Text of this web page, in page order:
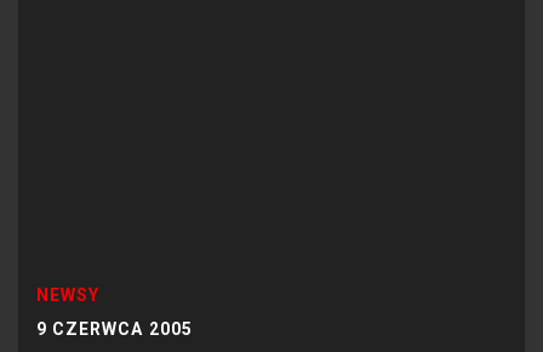
NEWSY
9 CZERWCA 2005